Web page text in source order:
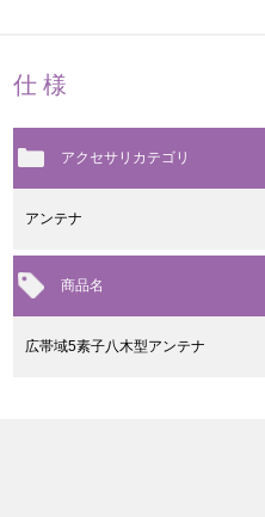
仕様
アクセサリカテゴリ
アンテナ
商品名
広帯域5素子八木型アンテナ